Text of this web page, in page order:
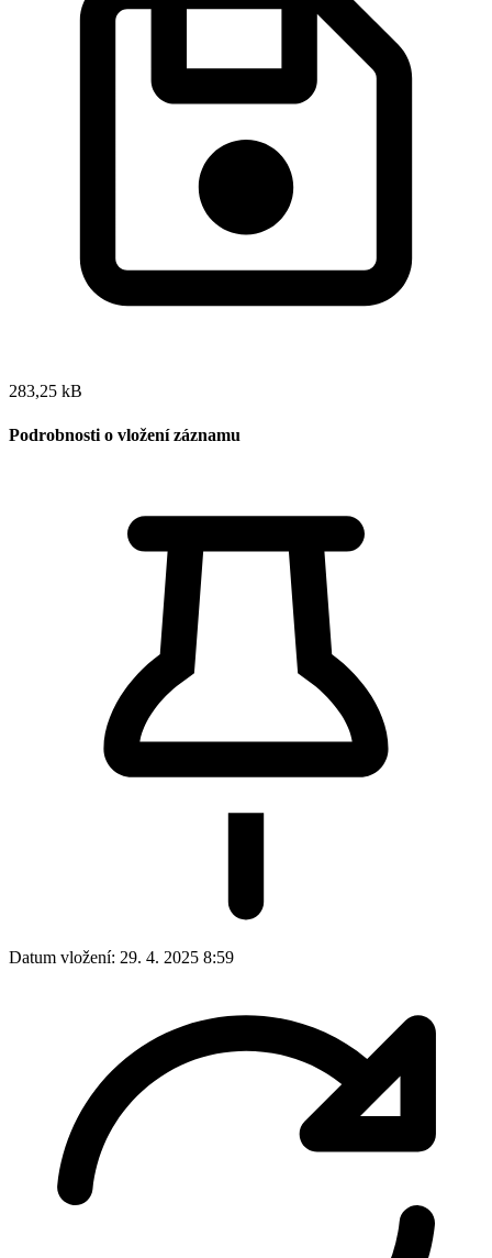
283,25 kB
Podrobnosti o vložení záznamu
Datum vložení: 29. 4. 2025 8:59